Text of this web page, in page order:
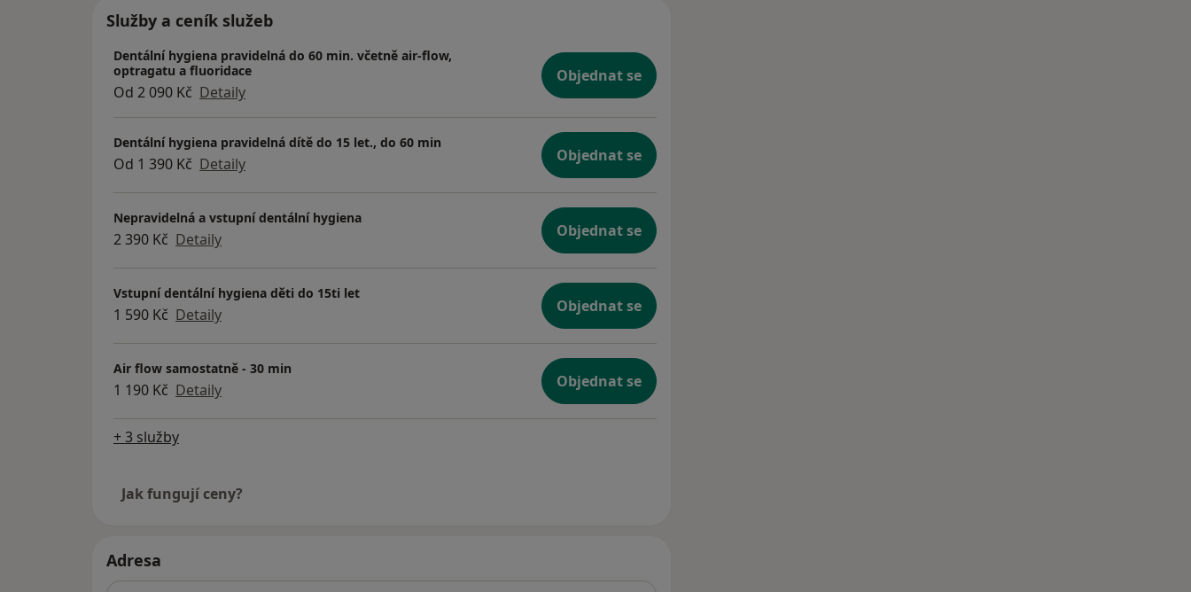
Služby a ceník služeb
Dentální hygiena pravidelná do 60 min. včetně air-flow,
optragatu a fluoridace
Od 2 090 Kč Detaily
Objednat se
Dentální hygiena pravidelná dítě do 15 let., do 60 min
Od 1 390 Kč Detaily Objednat se
Nepravidelná a vstupní dentální hygiena
2 390 Kč Detaily Objednat se
Vstupní dentální hygiena děti do 15ti let
1 590 Kč Detaily Objednat se
Air flow samostatně - 30 min
1 190 Kč Detaily Objednat se
+ 3 služby
Jak fungují ceny?
Adresa